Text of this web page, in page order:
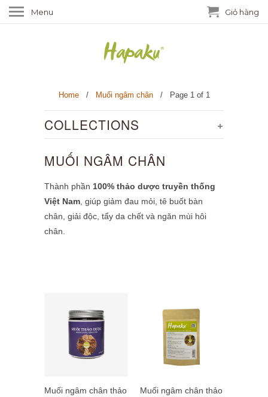
Home/ Muối ngâm chân/ Page 1 of 1
+
COLLECTIONS
MUỐI NGÂM CHÂN
Thành phần 100% thảo dược truyền thống
Việt Nam, giúp giảm đau mỏi, tê buốt bàn
chân, giải độc, tẩy da chết và ngăn mùi hôi
chân.
Muối ngâm chân thảo
Muối ngâm chân thảo
Menu Giỏ hàng